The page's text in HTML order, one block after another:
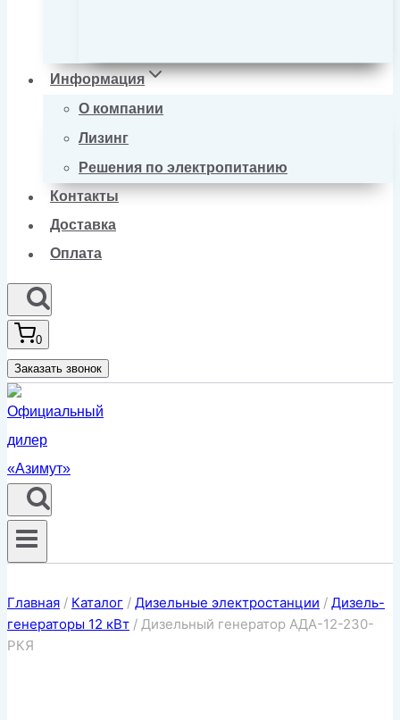
Информация
О компании
Лизинг
Решения по электропитанию
Контакты
Доставка
Оплата
0
Заказать звонок
Главная / Каталог / Дизельные электростанции / Дизель-
генераторы 12 кВт / Дизельный генератор АДА-12-230-
РКЯ